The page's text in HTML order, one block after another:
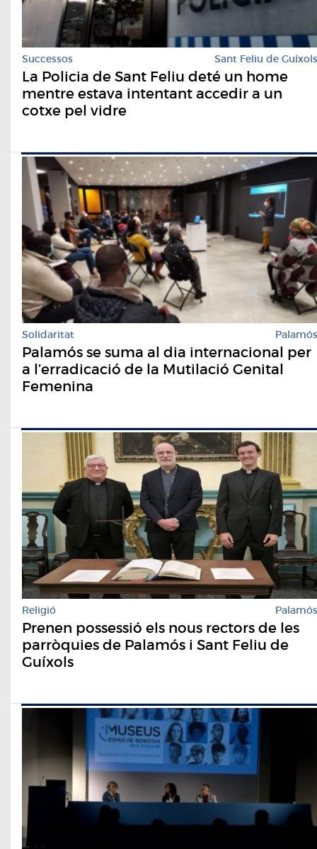
Successos Sant Feliu de Guíxols
La Policia de Sant Feliu deté un home
mentre estava intentant accedir a un
cotxe pel vidre
Solidaritat Palamós
Palamós se suma al dia internacional per
a l’erradicació de la Mutilació Genital
Femenina
Religió Palamós
Prenen possessió els nous rectors de les
parròquies de Palamós i Sant Feliu de
Guíxols